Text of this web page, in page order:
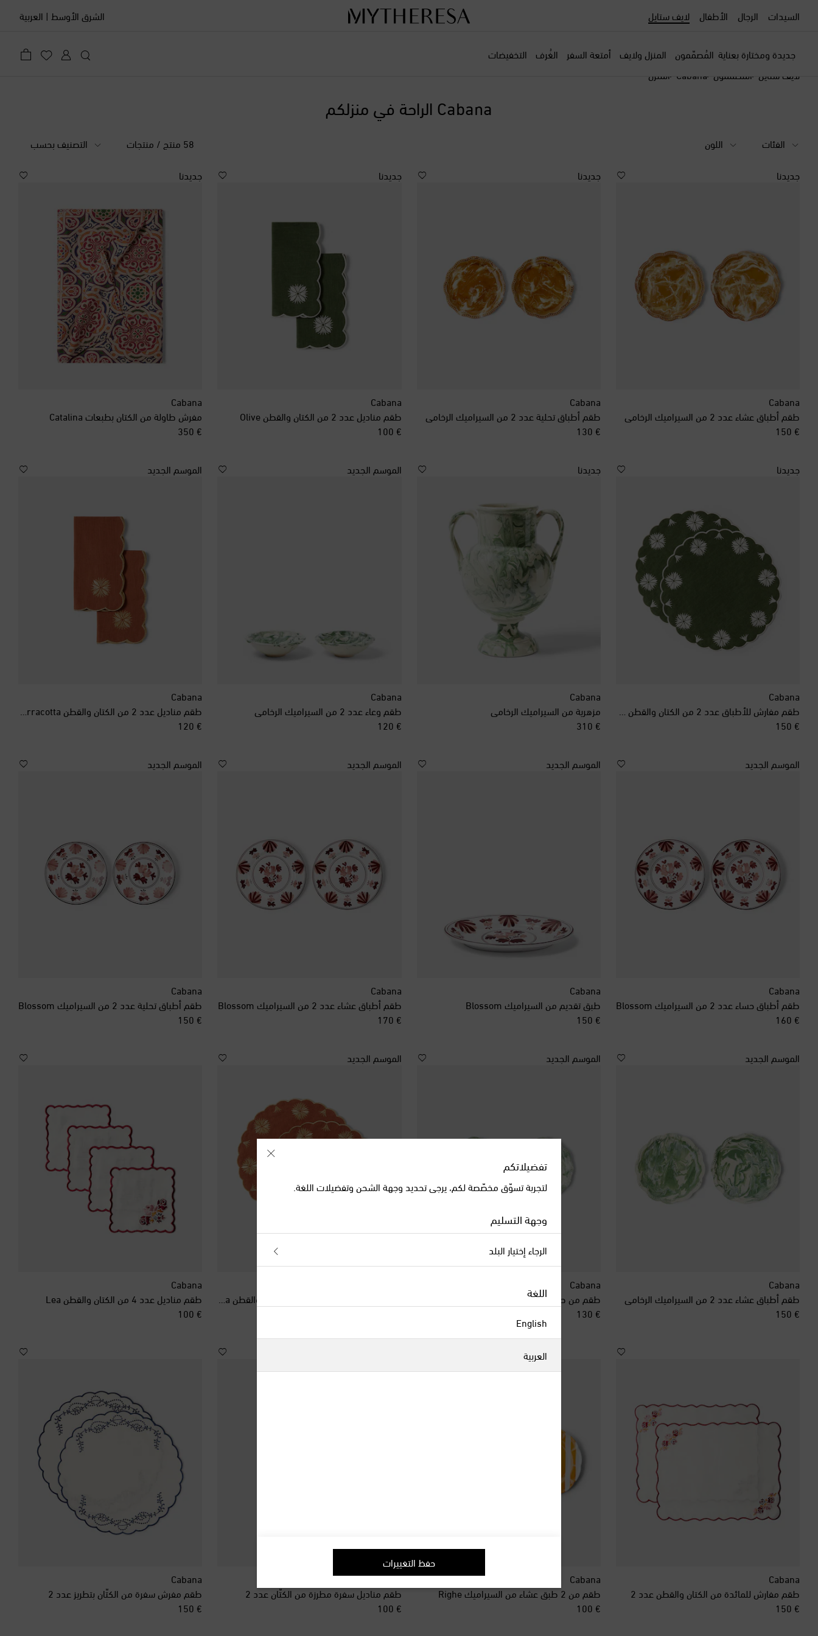
السيدات الرجال الأطفال لايف ستايل الشرق الأوسط | العربية
جديدة ومختارة بعناية المُصمّمون المنزل ولايف أمتعة السفر الغُرف التخفيضات
لايف ستايل المصممون Cabana المنزل
Cabana الراحة في منزلكم
الفئات اللون 58 منتج / منتجات
التصنيف بحسب
جديدنا
Cabana
طقم أطباق عشاء عدد 2 من السيراميك الرخامي
€ 150
original price
جديدنا
Cabana
طقم أطباق تحلية عدد 2 من السيراميك الرخامي
€ 130
original price
جديدنا
Cabana
طقم مناديل عدد 2 من الكتان والقطن Olive
€ 100
original price
جديدنا
Cabana
مفرش طاولة من الكتان بطبعات Catalina
€ 350
original price
جديدنا
Cabana
طقم مفارش للأطباق عدد 2 من الكتان والقطن Olive
€ 150
original price
جديدنا
Cabana
مزهرية من السيراميك الرخامي
€ 310
original price
الموسم الجديد
Cabana
طقم وعاء عدد 2 من السيراميك الرخامي
€ 120
original price
الموسم الجديد
Cabana
طقم مناديل عدد 2 من الكتان والقطن Terracotta
€ 120
original price
الموسم الجديد
Cabana
طقم أطباق حساء عدد 2 من السيراميك Blossom
€ 160
original price
الموسم الجديد
Cabana
طبق تقديم من السيراميك Blossom
€ 150
original price
الموسم الجديد
Cabana
طقم أطباق عشاء عدد 2 من السيراميك Blossom
€ 170
original price
الموسم الجديد
Cabana
طقم أطباق تحلية عدد 2 من السيراميك Blossom
€ 150
original price
الموسم الجديد
Cabana
طقم أطباق عشاء عدد 2 من السيراميك الرخامي
€ 150
original price
الموسم الجديد
Cabana
طقم من طبقي حلوى من السيراميك الرخامي
€ 130
original price
الموسم الجديد
طقم مفارش للمائدة عدد 2 من الكتان والقطن Terracotta
original price
Cabana
طقم مناديل عدد 4 من الكتان والقطن Lea
€ 100
original price
Cabana
طقم مفارش للمائدة من الكتان والقطن عدد 2
€ 150
original price
Cabana
طقم من 2 طبق عشاء من السيراميك Righe
€ 100
original price
Cabana
طقم مناديل سفرة مطرزة من الكتّان عدد 2
€ 100
original price
Cabana
طقم مفرش سفرة من الكتّان بتطريز عدد 2
€ 150
original price
تفضيلاتكم
لتجربة تسوّق مخصّصة لكم، يرجى تحديد وجهة الشحن وتفضيلات اللغة.
وجهة التسليم
الرجاء إختيار البلد
اللغة
English
العربية
أرمينيا
حفظ التغييرات